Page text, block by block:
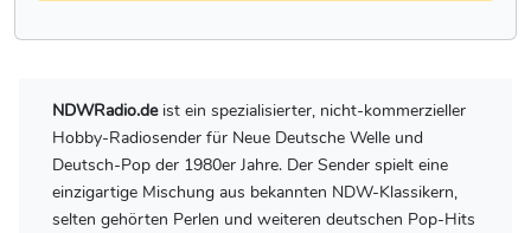
NDWRadio.deist ein spezialisierter, nicht-kommerzieller
Hobby-Radiosender für Neue Deutsche Welle und
Deutsch-Pop der 1980er Jahre. Der Sender spielt eine
einzigartige Mischung aus bekannten NDW-Klassikern,
selten gehörten Perlen und weiteren deutschen Pop-Hits